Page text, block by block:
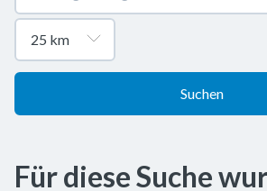
Suchen
Für diese Suche